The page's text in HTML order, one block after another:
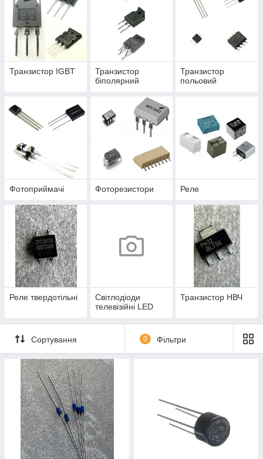
Транзистор IGBT
Транзистор
біполярний
Транзистор
польовий
Фотоприймачі Фоторезистори Реле
Реле твердотільні
Світлодіоди
телевізійні LED
Транзистор НВЧ
Сортування 0 Фільтри